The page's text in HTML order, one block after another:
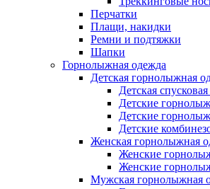
Перчатки
Плащи, накидки
Ремни и подтяжки
Шапки
Горнолыжная одежда
Детская горнолыжная
Детская
Детские
Детские
Детские
Женская горнолыжная
Женские
Женские
Мужская горнолыжная